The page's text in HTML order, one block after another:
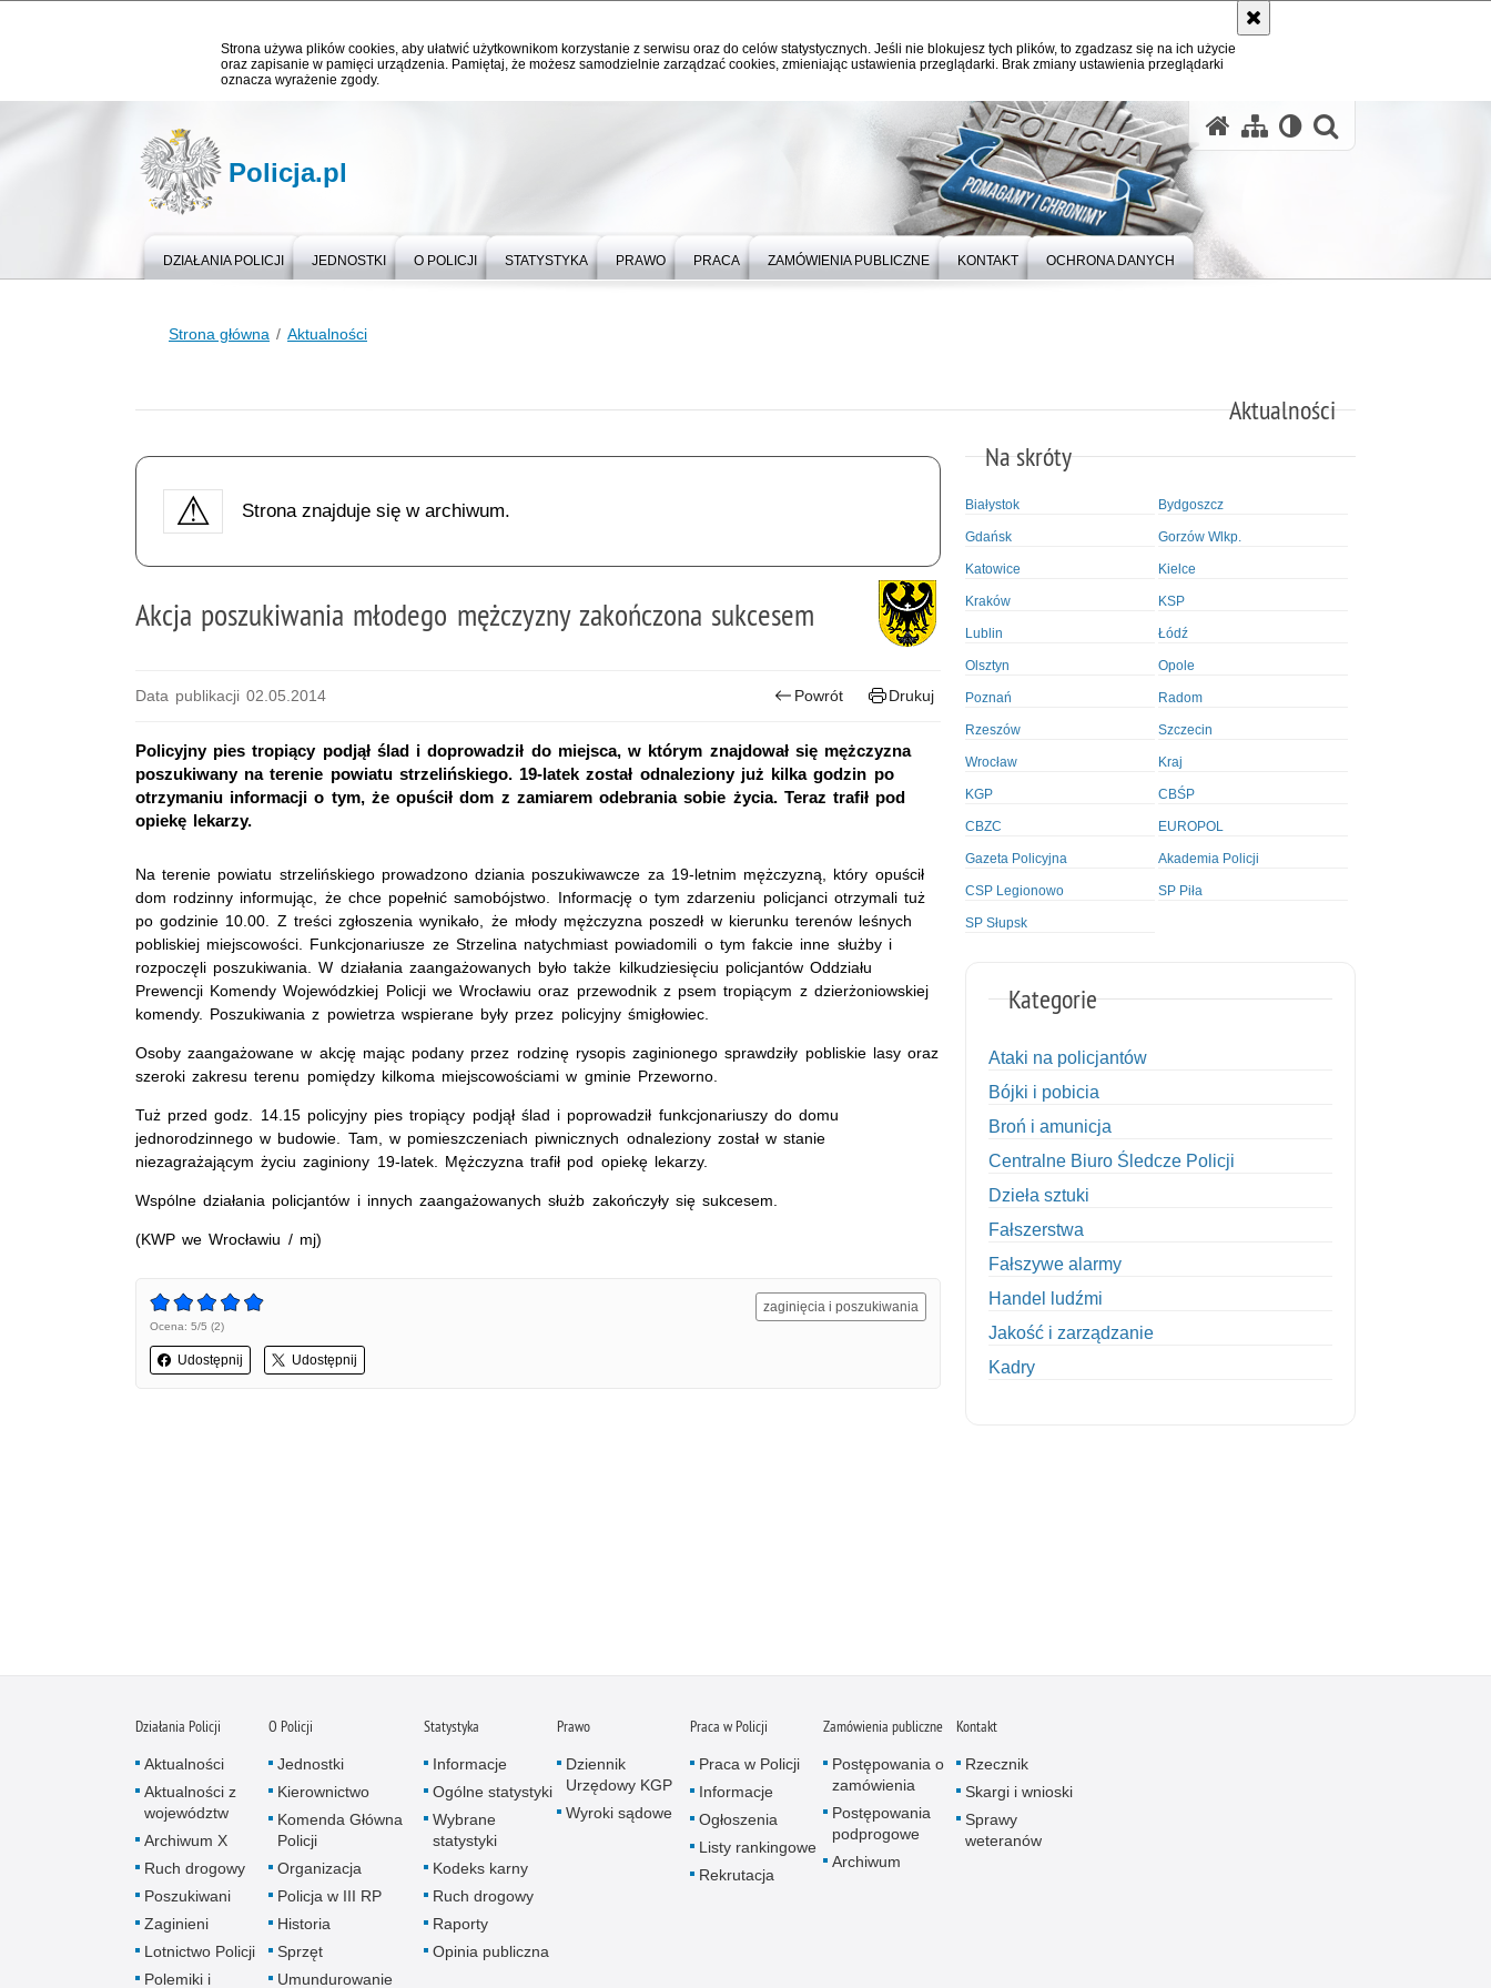
Strona używa plików cookies, aby ułatwić użytkownikom korzystanie z serwisu oraz do celów statystycznych. Jeśli nie blokujesz tych plików, to zgadzasz się na ich użycie
oraz zapisanie w pamięci urządzenia. Pamiętaj, że możesz samodzielnie zarządzać cookies, zmieniając ustawienia przeglądarki. Brak zmiany ustawienia przeglądarki
oznacza wyrażenie zgody.
Policja.pl
DZIAŁANIA POLICJI JEDNOSTKI O POLICJI STATYSTYKA PRAWO PRACA ZAMÓWIENIA PUBLICZNE KONTAKT OCHRONA DANYCH
Strona główna Aktualności
Aktualności
Strona znajduje się w archiwum.
Akcja poszukiwania młodego mężczyzny zakończona sukcesem
Data publikacji 02.05.2014 Powrót Drukuj
Policyjny pies tropiący podjął ślad i doprowadził do miejsca, w którym znajdował się mężczyzna
poszukiwany na terenie powiatu strzelińskiego. 19-latek został odnaleziony już kilka godzin po
otrzymaniu informacji o tym, że opuścił dom z zamiarem odebrania sobie życia. Teraz trafił pod
opiekę lekarzy.
Na terenie powiatu strzelińskiego prowadzono dziania poszukiwawcze za 19-letnim mężczyzną, który opuścił
dom rodzinny informując, że chce popełnić samobójstwo. Informację o tym zdarzeniu policjanci otrzymali tuż
po godzinie 10.00. Z treści zgłoszenia wynikało, że młody mężczyzna poszedł w kierunku terenów leśnych
pobliskiej miejscowości. Funkcjonariusze ze Strzelina natychmiast powiadomili o tym fakcie inne służby i
rozpoczęli poszukiwania. W działania zaangażowanych było także kilkudziesięciu policjantów Oddziału
Prewencji Komendy Wojewódzkiej Policji we Wrocławiu oraz przewodnik z psem tropiącym z dzierżoniowskiej
komendy. Poszukiwania z powietrza wspierane były przez policyjny śmigłowiec.
Osoby zaangażowane w akcję mając podany przez rodzinę rysopis zaginionego sprawdziły pobliskie lasy oraz
szeroki zakresu terenu pomiędzy kilkoma miejscowościami w gminie Przeworno.
Tuż przed godz. 14.15 policyjny pies tropiący podjął ślad i poprowadził funkcjonariuszy do domu
jednorodzinnego w budowie. Tam, w pomieszczeniach piwnicznych odnaleziony został w stanie
niezagrażającym życiu zaginiony 19-latek. Mężczyzna trafił pod opiekę lekarzy.
Wspólne działania policjantów i innych zaangażowanych służb zakończyły się sukcesem.
(KWP we Wrocławiu / mj)
Ocena: 5/5 (2)
Udostępnij Udostępnij
zaginięcia i poszukiwania
Na skróty
Białystok Bydgoszcz
Gdańsk Gorzów Wlkp.
Katowice Kielce
Kraków KSP
Lublin Łódź
Olsztyn Opole
Poznań Radom
Rzeszów Szczecin
Wrocław Kraj
KGP CBŚP
CBZC EUROPOL
Gazeta Policyjna Akademia Policji
CSP Legionowo SP Piła
SP Słupsk
Kategorie
Ataki na policjantów
Bójki i pobicia
Broń i amunicja
Centralne Biuro Śledcze Policji
Dzieła sztuki
Fałszerstwa
Fałszywe alarmy
Handel ludźmi
Jakość i zarządzanie
Kadry
Nietrzeźwi kierujący
Nietrzeźwi opiekunowie
Działania Policji
Aktualności
Aktualności z
województw
Archiwum X
Ruch drogowy
Poszukiwani
Zaginieni
Lotnictwo Policji
Polemiki i
O Policji
Jednostki
Kierownictwo
Komenda Główna
Policji
Organizacja
Policja w III RP
Historia
Sprzęt
Umundurowanie
Statystyka
Informacje
Ogólne statystyki
Wybrane
statystyki
Kodeks karny
Ruch drogowy
Raporty
Opinia publiczna
Prawo
Dziennik
Urzędowy KGP
Wyroki sądowe
Praca w Policji
Praca w Policji
Informacje
Ogłoszenia
Listy rankingowe
Rekrutacja
Zamówienia publiczne
Postępowania o
zamówienia
Postępowania
podprogowe
Archiwum
Kontakt
Rzecznik
Skargi i wnioski
Sprawy
weteranów